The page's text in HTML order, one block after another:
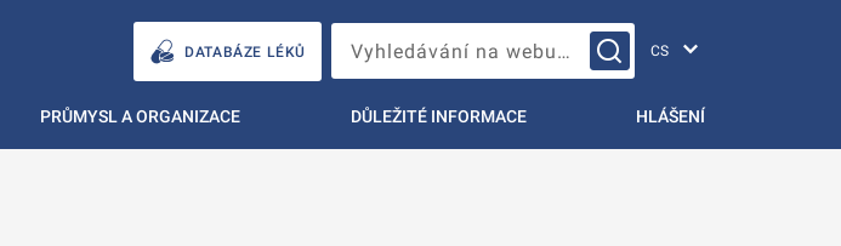
DATABÁZE LÉKŮ Vyhledávání na webu…
PRŮMYSL A ORGANIZACE DŮLEŽITÉ INFORMACE HLÁŠENÍ